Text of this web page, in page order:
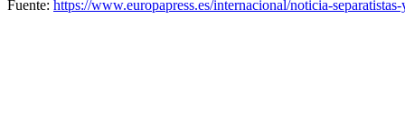
Fuente: https://www.europapress.es/internacional/noticia-separatistas-